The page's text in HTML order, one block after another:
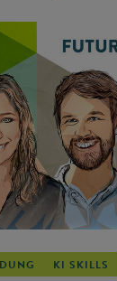
KI SKILLS